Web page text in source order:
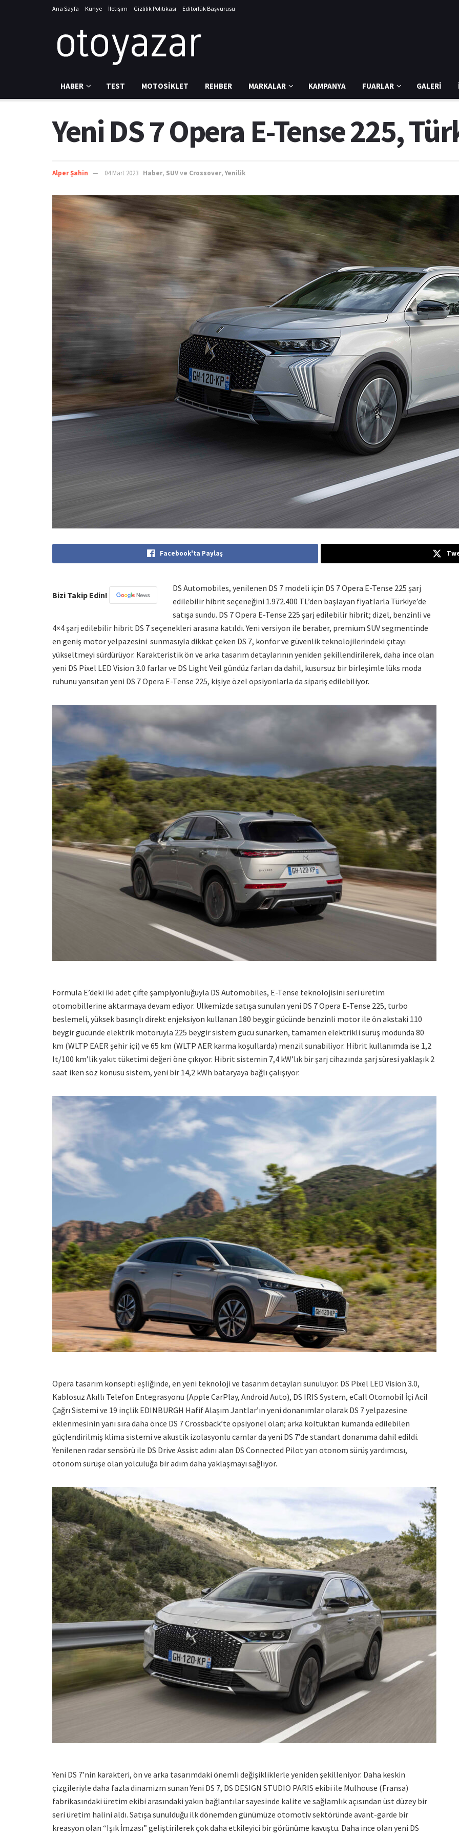
Ana Sayfa Künye İletişim Gizlilik Politikası Editörlük Başvurusu
HABER TEST MOTOSIKLET REHBER MARKALAR KAMPANYA FUARLAR GALERI
Yeni DS 7 Opera E-Tense 225,
Alper Şahin 04 Mart 2023 Haber, SUV ve Crossover,Yenilik
Facebook'ta Paylaş
Bizi Takip Edin!
DS Automobiles, yenilenen DS 7 modeli için DS 7 Opera E-Tense 225 şarj
edilebilir hibrit seçeneğini 1.972.400 TL’den başlayan fiyatlarla Türkiye’de
satışa sundu. DS 7 Opera E-Tense 225 şarj edilebilir hibrit; dizel, benzinli ve
4×4 şarj edilebilir hibrit DS 7 seçenekleri arasına katıldı. Yeni versiyon ile beraber, premium SUV segmentinde
en geniş motor yelpazesini sunmasıyla dikkat çeken DS 7, konfor ve güvenlik teknolojilerindeki çıtayı
yükseltmeyi sürdürüyor. Karakteristik ön ve arka tasarım detaylarının yeniden şekillendirilerek, daha ince olan
yeni DS Pixel LED Vision 3.0 farlar ve DS Light Veil gündüz farları da dahil, kusursuz bir birleşimle lüks moda
ruhunu yansıtan yeni DS 7 Opera E-Tense 225, kişiye özel opsiyonlarla da sipariş edilebiliyor.
Formula E’deki iki adet çifte şampiyonluğuyla DS Automobiles, E-Tense teknolojisini seri üretim
otomobillerine aktarmaya devam ediyor. Ülkemizde satışa sunulan yeni DS 7 Opera E-Tense 225, turbo
beslemeli, yüksek basınçlı direkt enjeksiyon kullanan 180 beygir gücünde benzinli motor ile ön akstaki 110
beygir gücünde elektrik motoruyla 225 beygir sistem gücü sunarken, tamamen elektrikli sürüş modunda 80
km (WLTP EAER şehir içi) ve 65 km (WLTP AER karma koşullarda) menzil sunabiliyor. Hibrit kullanımda ise 1,2
lt/100 km’lik yakıt tüketimi değeri öne çıkıyor. Hibrit sistemin 7,4 kW’lık bir şarj cihazında şarj süresi yaklaşık 2
saat iken söz konusu sistem, yeni bir 14,2 kWh bataryaya bağlı çalışıyor.
Opera tasarım konsepti eşliğinde, en yeni teknoloji ve tasarım detayları sunuluyor. DS Pixel LED Vision 3.0,
Kablosuz Akıllı Telefon Entegrasyonu (Apple CarPlay, Android Auto), DS IRIS System, eCall Otomobil İçi Acil
Çağrı Sistemi ve 19 inçlik EDINBURGH Hafif Alaşım Jantlar’ın yeni donanımlar olarak DS 7 yelpazesine
eklenmesinin yanı sıra daha önce DS 7 Crossback’te opsiyonel olan; arka koltuktan kumanda edilebilen
güçlendirilmiş klima sistemi ve akustik izolasyonlu camlar da yeni DS 7’de standart donanıma dahil edildi.
Yenilenen radar sensörü ile DS Drive Assist adını alan DS Connected Pilot yarı otonom sürüş yardımcısı,
otonom sürüşe olan yolculuğa bir adım daha yaklaşmayı sağlıyor.
Yeni DS 7’nin karakteri, ön ve arka tasarımdaki önemli değişikliklerle yeniden şekilleniyor. Daha keskin
çizgileriyle daha fazla dinamizm sunan Yeni DS 7, DS DESIGN STUDIO PARIS ekibi ile Mulhouse (Fransa)
fabrikasındaki üretim ekibi arasındaki yakın bağlantılar sayesinde kalite ve sağlamlık açısından üst düzey bir
seri üretim halini aldı. Satışa sunulduğu ilk dönemden günümüze otomotiv sektöründe avant-garde bir
kreasyon olan “Işık İmzası” geliştirilerek çok daha etkileyici bir görünüme kavuştu. Daha ince olan yeni DS